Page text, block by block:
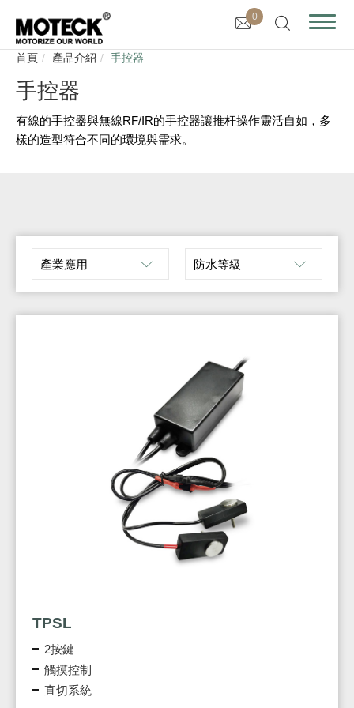
0
首頁 產品介紹 手控器
手控器
有線的手控器與無線RF/IR的手控器讓推杆操作靈活自如，多
樣的造型符合不同的環境與需求。
產業應用 防水等級
TPSL
2按鍵
觸摸控制
直切系統